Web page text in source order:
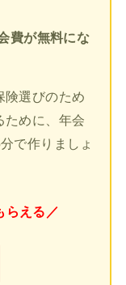
費が無料にな
険選びのため
ために、年会
で作りましょ
える／